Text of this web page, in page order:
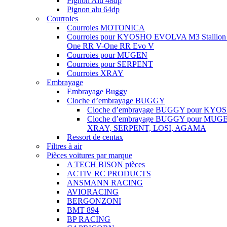
Pignon alu 64dp
Courroies
Courroies MOTONICA
Courroies pour KYOSHO EVOLVA M3
One RR V-One RR Evo V
Courroies pour MUGEN
Courroies pour SERPENT
Courroies XRAY
Embrayage
Embrayage Buggy
Cloche d’embrayage BUGGY
Cloche d’embrayage BUGGY pour
Cloche d’embrayage BUGGY pour
XRAY, SERPENT, LOSI, AGAMA
Ressort de centax
Filtres à air
Pièces voitures par marque
A TECH BISON pièces
ACTIV RC PRODUCTS
ANSMANN RACING
AVIORACING
BERGONZONI
BMT 894
BP RACING